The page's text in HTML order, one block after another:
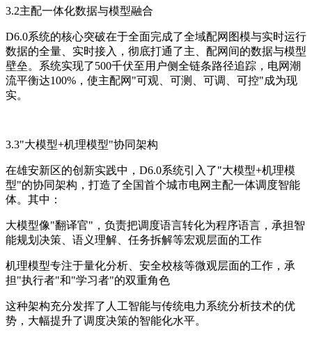
3.2主配一体化数据与模型融合
D6.0系统的核心突破在于全面完成了全域配网图模与实时运行
数据的全量、实时接入，彻底打通了主、配网间的数据与模型
壁垒。系统实现了500千伏至用户侧全链条路径追踪，电网潮
流平衡达100%，使主配网"可观、可测、可调、可控"成为现
实。
3.3"大模型+机理模型"协同架构
在雄安新区的创新实践中，D6.0系统引入了"大模型+机理模
型"的协同架构，打造了全国首个城市电网主配一体调度智能
体。其中：
大模型像"翻译官"，负责把调度语言转化为程序语言，承担智
能规划决策、语义理解、任务拆解等宏观层面的工作
机理模型专注于量化分析、安全校核等微观层面的工作，承
担"执行者"和"学习者"的双重角色
这种架构充分发挥了人工智能与传统电力系统分析技术的优
势，大幅提升了调度决策的智能化水平。